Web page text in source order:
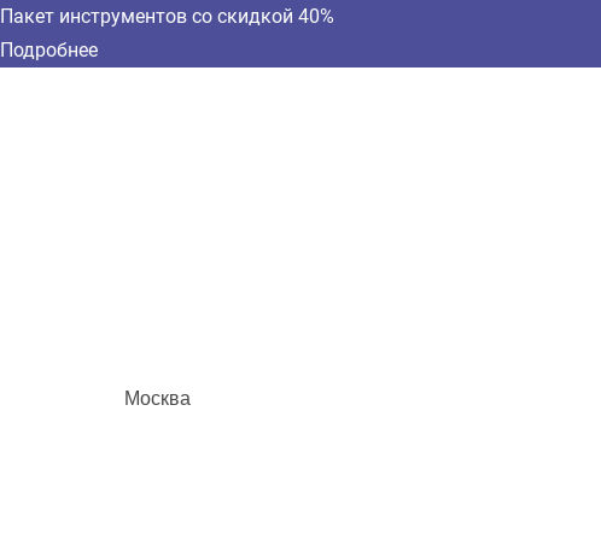
Пакет инструментов со скидкой 40%
Подробнее
Москва